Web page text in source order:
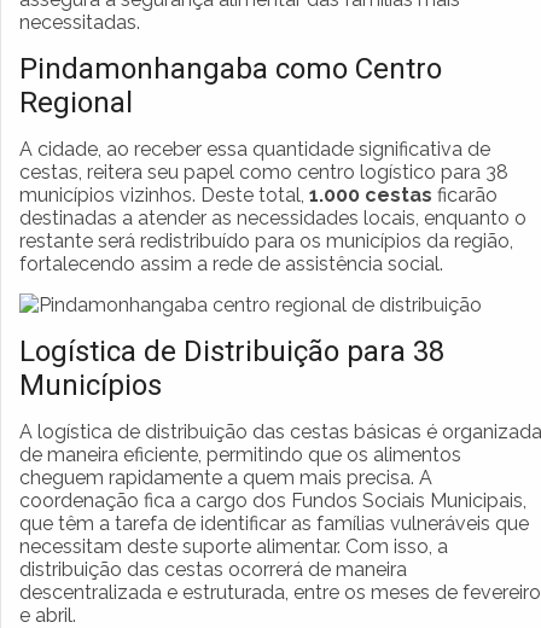
necessitadas.
Pindamonhangaba como Centro
Regional
A cidade, ao receber essa quantidade significativa de
cestas, reitera seu papel como centro logístico para 38
municípios vizinhos. Deste total, 1.000 cestas ficarão
destinadas a atender as necessidades locais, enquanto o
restante será redistribuído para os municípios da região,
fortalecendo assim a rede de assistência social.
Logística de Distribuição para 38
Municípios
A logística de distribuição das cestas básicas é organizada
de maneira eficiente, permitindo que os alimentos
cheguem rapidamente a quem mais precisa. A
coordenação fica a cargo dos Fundos Sociais Municipais,
que têm a tarefa de identificar as famílias vulneráveis que
necessitam deste suporte alimentar. Com isso, a
distribuição das cestas ocorrerá de maneira
descentralizada e estruturada, entre os meses de fevereiro
e abril.